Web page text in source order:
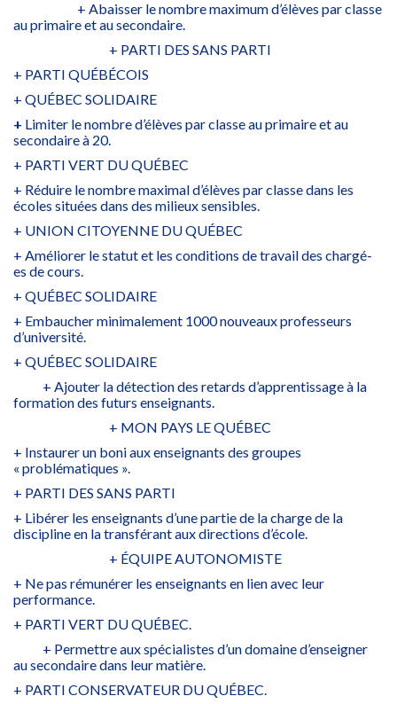
+ Abaisser le nombre maximum d’élèves par classe
au primaire et au secondaire.
+ PARTI DES SANS PARTI
+ PARTI QUÉBÉCOIS
+ QUÉBEC SOLIDAIRE
+ Limiter le nombre d’élèves par classe au primaire et au
secondaire à 20.
+ PARTI VERT DU QUÉBEC
+ Réduire le nombre maximal d’élèves par classe dans les
écoles situées dans des milieux sensibles.
+ UNION CITOYENNE DU QUÉBEC
+ Améliorer le statut et les conditions de travail des chargé-
es de cours.
+ QUÉBEC SOLIDAIRE
+ Embaucher minimalement 1000 nouveaux professeurs
d’université.
+ QUÉBEC SOLIDAIRE
+ Ajouter la détection des retards d’apprentissage à la
formation des futurs enseignants.
+ MON PAYS LE QUÉBEC
+ Instaurer un boni aux enseignants des groupes
« problématiques ».
+ PARTI DES SANS PARTI
+ Libérer les enseignants d’une partie de la charge de la
discipline en la transférant aux directions d’école.
+ ÉQUIPE AUTONOMISTE
+ Ne pas rémunérer les enseignants en lien avec leur
performance.
+ PARTI VERT DU QUÉBEC.
+ Permettre aux spécialistes d’un domaine d’enseigner
au secondaire dans leur matière.
+ PARTI CONSERVATEUR DU QUÉBEC.